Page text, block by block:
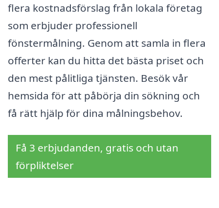
flera kostnadsförslag från lokala företag
som erbjuder professionell
fönstermålning. Genom att samla in flera
offerter kan du hitta det bästa priset och
den mest pålitliga tjänsten. Besök vår
hemsida för att påbörja din sökning och
få rätt hjälp för dina målningsbehov.
Få 3 erbjudanden, gratis och utan
förpliktelser